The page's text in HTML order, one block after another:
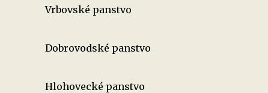
Vrbovské panstvo
Dobrovodské panstvo
Hlohovecké panstvo